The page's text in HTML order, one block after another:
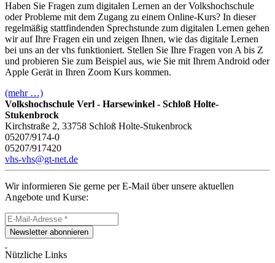
Haben Sie Fragen zum digitalen Lernen an der Volkshochschule
oder Probleme mit dem Zugang zu einem Online-Kurs? In dieser
regelmäßig stattfindenden Sprechstunde zum digitalen Lernen gehen
wir auf Ihre Fragen ein und zeigen Ihnen, wie das digitale Lernen
bei uns an der vhs funktioniert. Stellen Sie Ihre Fragen von A bis Z
und probieren Sie zum Beispiel aus, wie Sie mit Ihrem Android oder
Apple Gerät in Ihren Zoom Kurs kommen.
(mehr …)
Volkshochschule Verl - Harsewinkel - Schloß Holte-
Stukenbrock
Kirchstraße 2, 33758 Schloß Holte-Stukenbrock
05207/9174-0
05207/917420
vhs-vhs@gt-net.de
Wir informieren Sie gerne per E-Mail über unsere aktuellen
Angebote und Kurse:
Newsletter abonnieren
Nützliche Links